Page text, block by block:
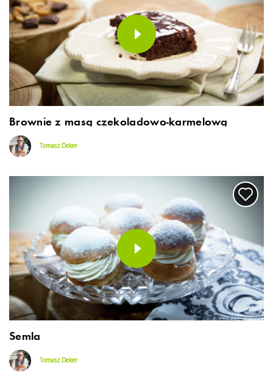
Brownie z masą czekoladowo-karmelową
Tomasz Deker
Semla
Tomasz Deker